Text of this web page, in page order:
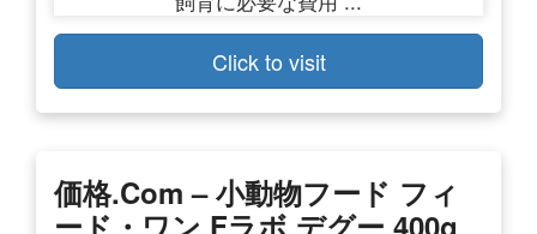
Click to visit
価格.com – 小動物フード フィ
ード・ワン Fラボ デグー 400g